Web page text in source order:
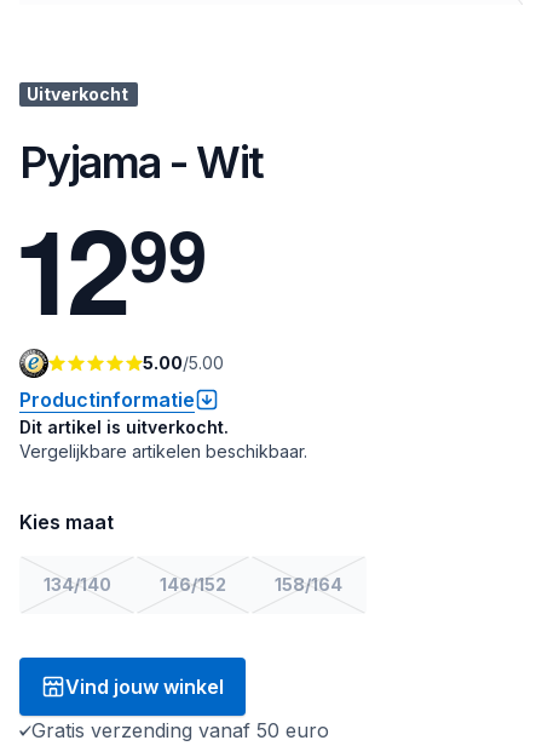
Uitverkocht
Pyjama - Wit
1299
5.00/5.00
Productinformatie
Dit artikel is uitverkocht.
Vergelijkbare artikelen beschikbaar.
Kies maat
134/140 146/152 158/164
Vind jouw winkel
Gratis verzending vanaf 50 euro